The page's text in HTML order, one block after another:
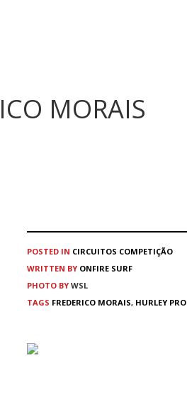
MORAIS
POSTED IN CIRCUITOS COMPETIÇÃO
WRITTEN BY ONFIRE SURF
PHOTO BY WSL
TAGS FREDERICO MORAIS, HURLEY PRO